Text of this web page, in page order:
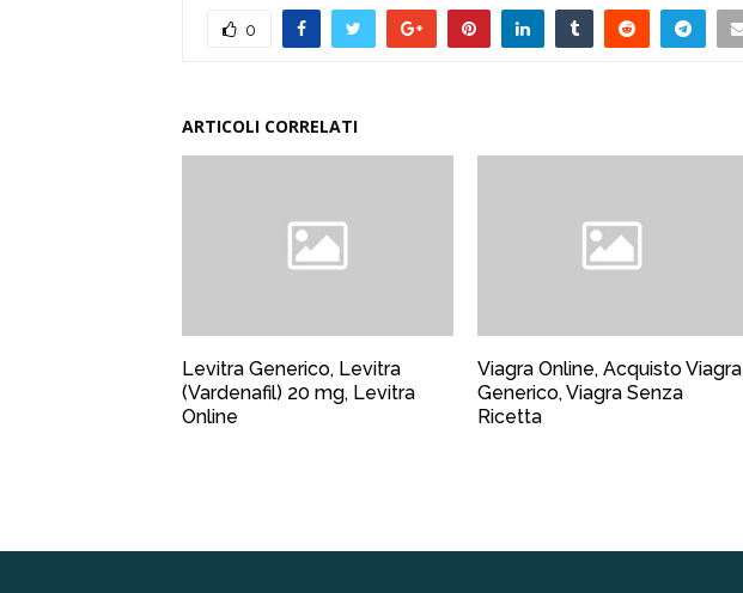
0
ARTICOLI CORRELATI
Levitra Generico, Levitra
(Vardenafil) 20 mg, Levitra
Online
Viagra Online, Acquisto Viagra
Generico, Viagra Senza
Ricetta